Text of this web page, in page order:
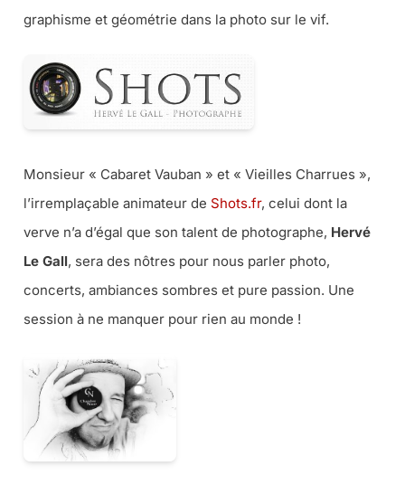
graphisme et géométrie dans la photo sur le vif.
Monsieur « Cabaret Vauban » et « Vieilles Charrues »,
l’irremplaçable animateur de Shots.fr, celui dont la
verve n’a d’égal que son talent de photographe, Hervé
Le Gall, sera des nôtres pour nous parler photo,
concerts, ambiances sombres et pure passion. Une
session à ne manquer pour rien au monde !